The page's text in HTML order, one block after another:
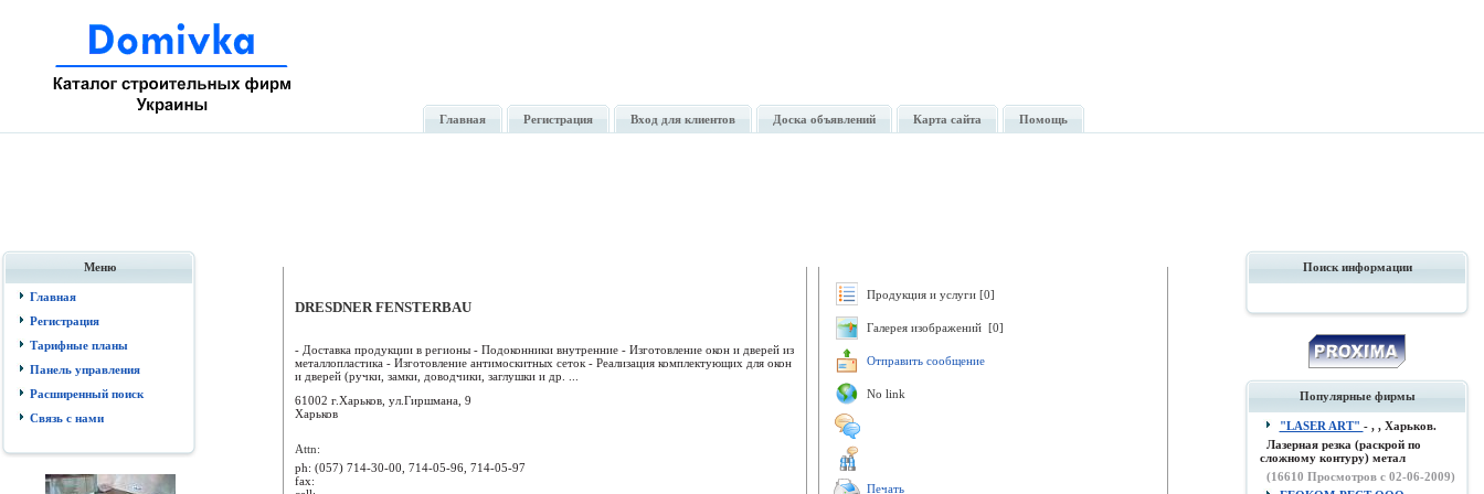
Главная Регистрация Вход для клиентов Доска объявлений Карта сайта Помощь
Меню
Главная
Регистрация
Тарифные планы
Панель управления
Расширенный поиск
Связь с нами
DRESDNER FENSTERBAU
- Доставка продукции в регионы - Подоконники внутренние - Изготовление окон и дверей из
металлопластика - Изготовление антимоскитных сеток - Реализация комплектующих для окон
и дверей (ручки, замки, доводчики, заглушки и др. ...
61002 г.Харьков, ул.Гиршмана, 9
Харьков
Attn:
ph: (057) 714-30-00, 714-05-96, 714-05-97
fax:
Продукция и услуги [0]
Галерея изображений [0]
Отправить сообщение
No link
Печать
Поиск информации
Популярные фирмы
"LASER ART" - , , Харьков.
Лазерная резка (раскрой по
сложному контуру) метал
(16610 Просмотров с 02-06-2009)